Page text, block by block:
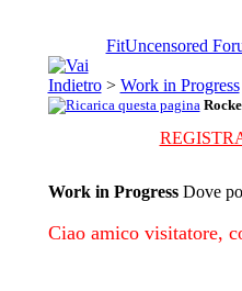
FitUncensored
> Work in Progress
Work in Progress Dove
Ciao amico visitatore,